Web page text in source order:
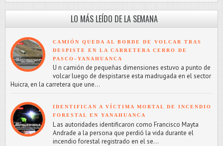
LO MÁS LEÍDO DE LA SEMANA
CAMIÓN QUEDA AL BORDE DE VOLCAR TRAS
DESPISTE EN LA CARRETERA CERRO DE
PASCO–YANAHUANCA
U n camión de pequeñas dimensiones estuvo a punto de
volcar luego de despistarse esta madrugada en el sector
Huicra, en la carretera que une...
IDENTIFICAN A VÍCTIMA MORTAL DE INCENDIO
FORESTAL EN YANAHUANCA
L as autoridades identificaron como Francisco Mayta
Andrade a la persona que perdió la vida durante el
incendio forestal registrado en el se...